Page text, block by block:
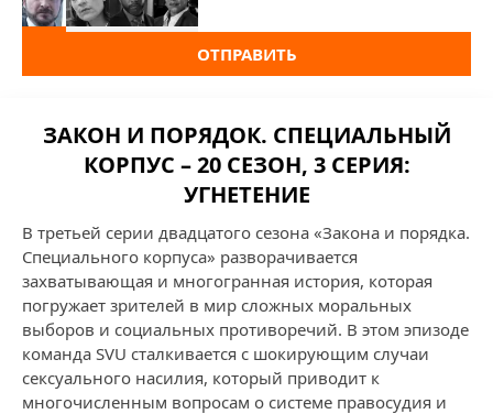
ОТПРАВИТЬ
ЗАКОН И ПОРЯДОК. СПЕЦИАЛЬНЫЙ
КОРПУС – 20 СЕЗОН, 3 СЕРИЯ:
УГНЕТЕНИЕ
В третьей серии двадцатого сезона «Закона и порядка.
Специального корпуса» разворачивается
захватывающая и многогранная история, которая
погружает зрителей в мир сложных моральных
выборов и социальных противоречий. В этом эпизоде
команда SVU сталкивается с шокирующим случаи
сексуального насилия, который приводит к
многочисленным вопросам о системе правосудия и